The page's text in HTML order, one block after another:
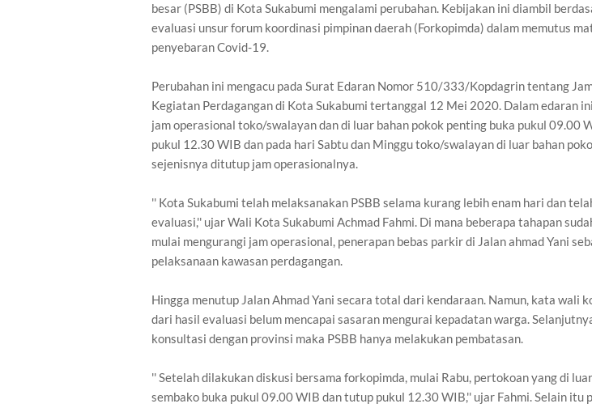
besar (PSBB) di Kota Sukabumi mengalami perubahan. Kebijakan ini diambil
evaluasi unsur forum koordinasi pimpinan daerah (Forkopimda) dalam memutus
penyebaran Covid-19.
Perubahan ini mengacu pada Surat Edaran Nomor 510/333/Kopdagrin tentang
Kegiatan Perdagangan di Kota Sukabumi tertanggal 12 Mei 2020. Dalam edaran
jam operasional toko/swalayan dan di luar bahan pokok penting buka pukul 09.00
pukul 12.30 WIB dan pada hari Sabtu dan Minggu toko/swalayan di luar bahan
sejenisnya ditutup jam operasionalnya.
'' Kota Sukabumi telah melaksanakan PSBB selama kurang lebih enam hari dan
evaluasi,'' ujar Wali Kota Sukabumi Achmad Fahmi. Di mana beberapa tahapan
mulai mengurangi jam operasional, penerapan bebas parkir di Jalan ahmad Yani
pelaksanaan kawasan perdagangan.
Hingga menutup Jalan Ahmad Yani secara total dari kendaraan. Namun, kata wali
dari hasil evaluasi belum mencapai sasaran mengurai kepadatan warga.
konsultasi dengan provinsi maka PSBB hanya melakukan pembatasan.
'' Setelah dilakukan diskusi bersama forkopimda, mulai Rabu, pertokoan yang di
sembako buka pukul 09.00 WIB dan tutup pukul 12.30 WIB,'' ujar Fahmi. Selain itu